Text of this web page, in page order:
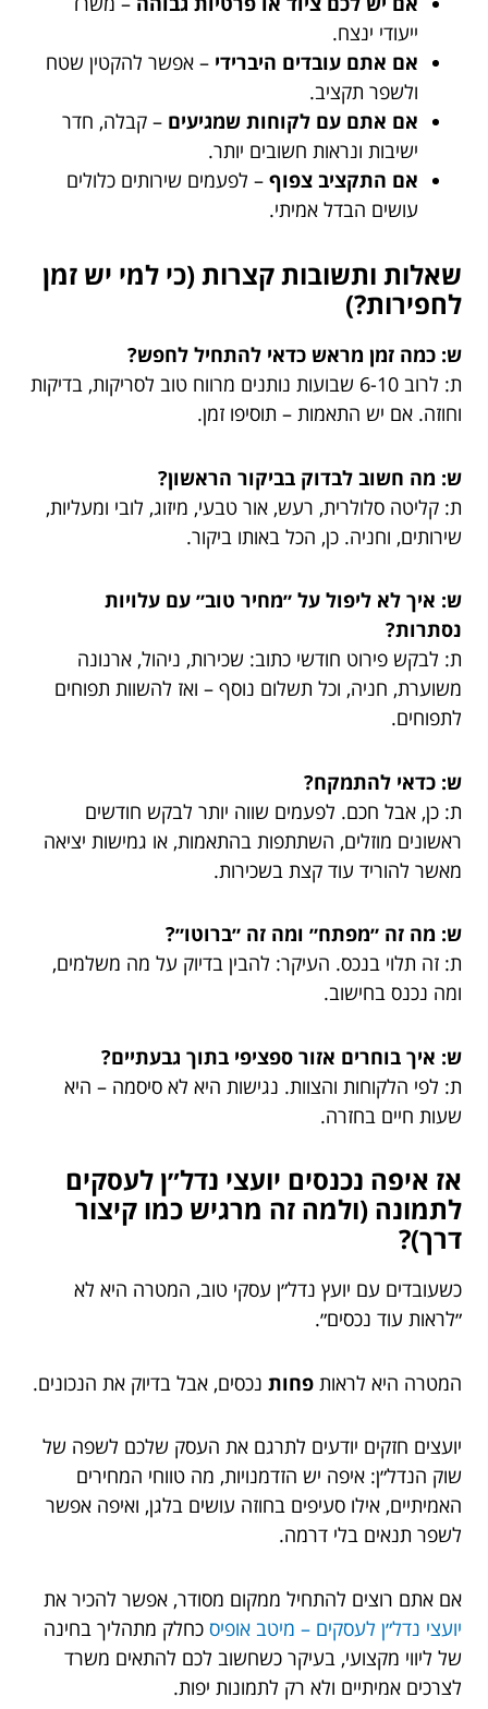
ייעודי ינצח.
אם אתם עובדים היברידי – אפשר להקטין שטח
ולשפר תקציב.
אם אתם עם לקוחות שמגיעים – קבלה, חדר
ישיבות ונראות חשובים יותר.
אם התקציב צפוף – לפעמים שירותים כלולים
עושים הבדל אמיתי.
שאלות ותשובות קצרות (כי למי יש זמן
לחפירות?)
ש: כמה זמן מראש כדאי להתחיל לחפש?
ת: לרוב 6-10 שבועות נותנים מרווח טוב לסריקות, בדיקות
וחוזה. אם יש התאמות – תוסיפו זמן.
ש: מה חשוב לבדוק בביקור הראשון?
ת: קליטה סלולרית, רעש, אור טבעי, מיזוג, לובי ומעליות,
שירותים, וחניה. כן, הכל באותו ביקור.
ש: איך לא ליפול על ״מחיר טוב״ עם עלויות
נסתרות?
ת: לבקש פירוט חודשי כתוב: שכירות, ניהול, ארנונה
משוערת, חניה, וכל תשלום נוסף – ואז להשוות תפוחים
לתפוחים.
ש: כדאי להתמקח?
ת: כן, אבל חכם. לפעמים שווה יותר לבקש חודשים
ראשונים מוזלים, השתתפות בהתאמות, או גמישות יציאה
מאשר להוריד עוד קצת בשכירות.
ש: מה זה ״מפתח״ ומה זה ״ברוטו״?
ת: זה תלוי בנכס. העיקר: להבין בדיוק על מה משלמים,
ומה נכנס בחישוב.
ש: איך בוחרים אזור ספציפי בתוך גבעתיים?
ת: לפי הלקוחות והצוות. נגישות היא לא סיסמה – היא
שעות חיים בחזרה.
אז איפה נכנסים יועצי נדל״ן לעסקים
לתמונה (ולמה זה מרגיש כמו קיצור
דרך)?
כשעובדים עם יועץ נדל״ן עסקי טוב, המטרה היא לא
״לראות עוד נכסים״.
המטרה היא לראות פחות נכסים, אבל בדיוק את הנכונים.
יועצים חזקים יודעים לתרגם את העסק שלכם לשפה של
שוק הנדל״ן: איפה יש הזדמנויות, מה טווחי המחירים
האמיתיים, אילו סעיפים בחוזה עושים בלגן, ואיפה אפשר
לשפר תנאים בלי דרמה.
אם אתם רוצים להתחיל ממקום מסודר, אפשר להכיר את
יועצי נדל״ן לעסקים – מיטב אופיס כחלק מתהליך בחינה
של ליווי מקצועי, בעיקר כשחשוב לכם להתאים משרד
לצרכים אמיתיים ולא רק לתמונות יפות.